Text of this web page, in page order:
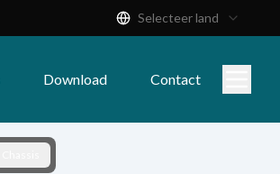
Selecteer land
Download Contact